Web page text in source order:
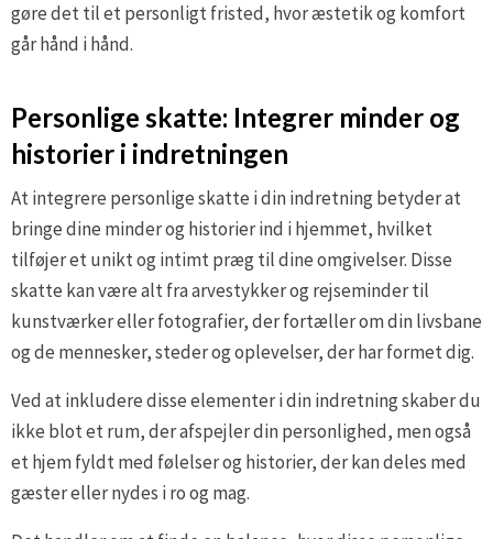
gøre det til et personligt fristed, hvor æstetik og komfort
går hånd i hånd.
Personlige skatte: Integrer minder og
historier i indretningen
At integrere personlige skatte i din indretning betyder at
bringe dine minder og historier ind i hjemmet, hvilket
tilføjer et unikt og intimt præg til dine omgivelser. Disse
skatte kan være alt fra arvestykker og rejseminder til
kunstværker eller fotografier, der fortæller om din livsbane
og de mennesker, steder og oplevelser, der har formet dig.
Ved at inkludere disse elementer i din indretning skaber du
ikke blot et rum, der afspejler din personlighed, men også
et hjem fyldt med følelser og historier, der kan deles med
gæster eller nydes i ro og mag.